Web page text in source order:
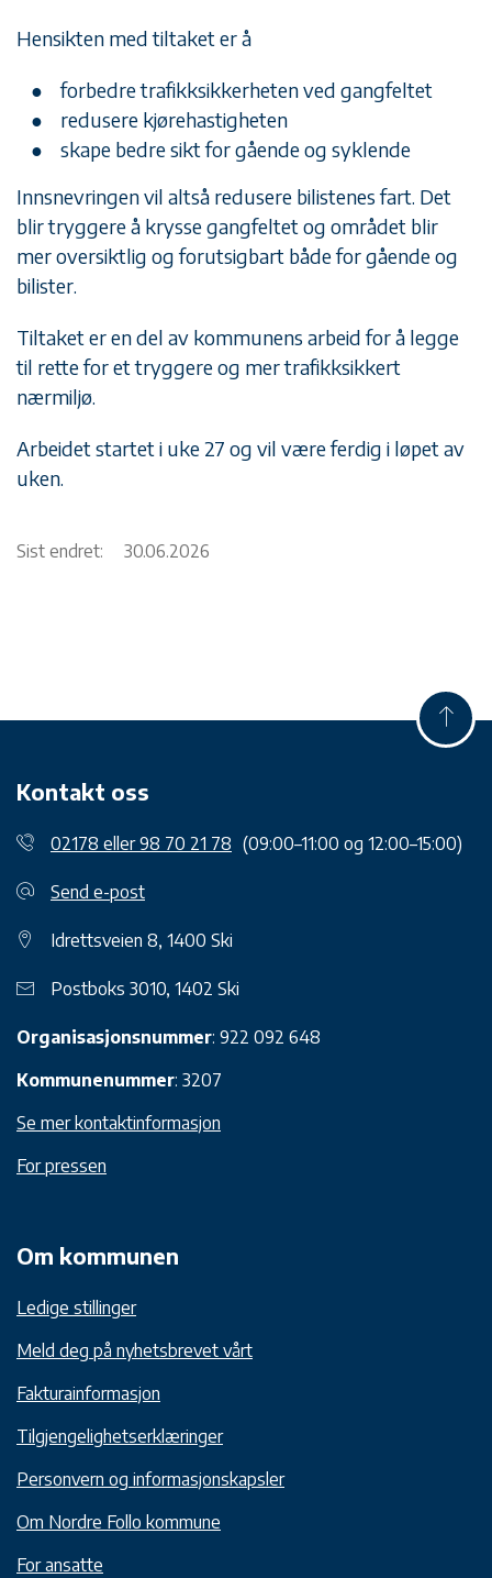
Hensikten med tiltaket er å
forbedre trafikksikkerheten ved gangfeltet
redusere kjørehastigheten
skape bedre sikt for gående og syklende
Innsnevringen vil altså redusere bilistenes fart. Det
blir tryggere å krysse gangfeltet og området blir
mer oversiktlig og forutsigbart både for gående og
bilister.
Tiltaket er en del av kommunens arbeid for å legge
til rette for et tryggere og mer trafikksikkert
nærmiljø.
Arbeidet startet i uke 27 og vil være ferdig i løpet av
uken.
Sist endret: 30.06.2026
Kontakt oss
02178 eller 98 70 21 78 (09:00–11:00 og 12:00–15:00)
Send e-post
Idrettsveien 8, 1400 Ski
Postboks 3010, 1402 Ski
Organisasjonsnummer: 922 092 648
Kommunenummer: 3207
Se mer kontaktinformasjon
For pressen
Om kommunen
Ledige stillinger
Meld deg på nyhetsbrevet vårt
Fakturainformasjon
Tilgjengelighetserklæringer
Personvern og informasjonskapsler
Om Nordre Follo kommune
For ansatte